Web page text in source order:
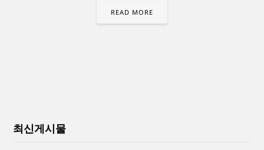
READ MORE
최신게시물